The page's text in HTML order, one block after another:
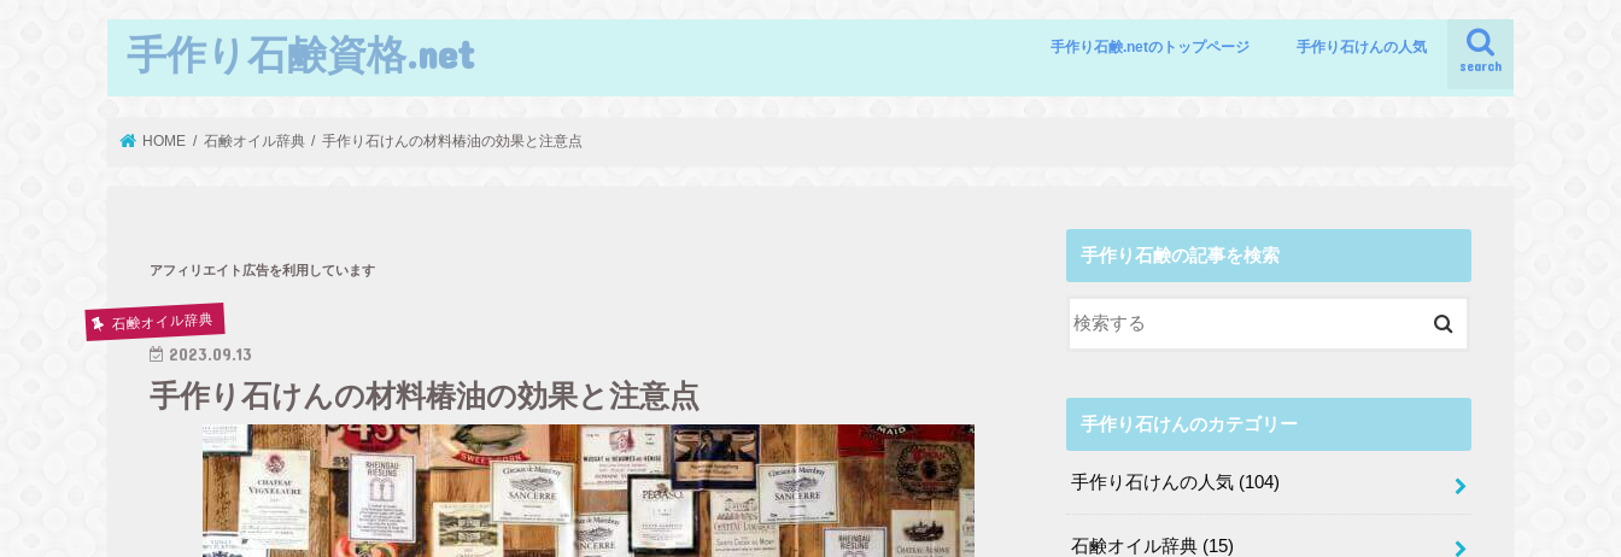
手作り石鹸資格.net search
手作り石鹸.netのトップページ 手作り石けんの人気
HOME 石鹸オイル辞典 手作り石けんの材料椿油の効果と注意点
アフィリエイト広告を利用しています
石鹸オイル辞典
2023.09.13
手作り石けんの材料椿油の効果と注意点
手作り石鹸の記事を検索
手作り石けんのカテゴリー
手作り石けんの人気 (104)
石鹸オイル辞典 (15)